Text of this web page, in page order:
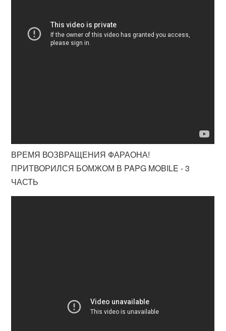
ВРЕМЯ ВОЗВРАЩЕНИЯ ФАРАОНА!
ПРИТВОРИЛСЯ БОМЖОМ В PAPG MOBILE - 3
ЧАСТЬ